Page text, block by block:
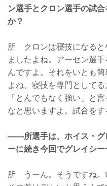
ン選手とクロン選手の試
か？
所 クロンは寝技になると
ましたよね。アーセン選
んですよ。それをいとも
よね。寝技を専門として
「とんでもなく強い」と
なと思いますよ。試合をす
——所選手は、ホイス・グ
ーに続き今回でグレイシー
所 うーん。そうですね。